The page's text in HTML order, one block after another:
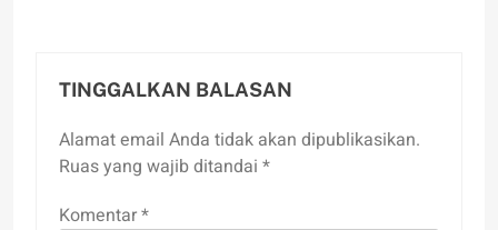
TINGGALKAN BALASAN
Alamat email Anda tidak akan dipublikasikan.
Ruas yang wajib ditandai *
Komentar*